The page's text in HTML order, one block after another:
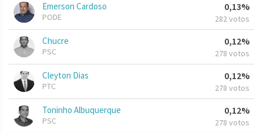
Emerson Cardoso
PODE
0,13%
282 votos
Chucre
PSC
0,12%
278 votos
Cleyton Dias
PTC
0,12%
278 votos
Toninho Albuquerque
PSC
0,12%
278 votos